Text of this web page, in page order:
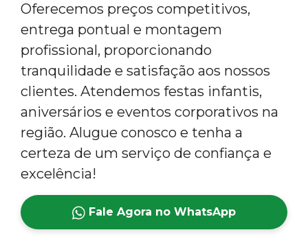
Oferecemos preços competitivos,
entrega pontual e montagem
profissional, proporcionando
tranquilidade e satisfação aos nossos
clientes. Atendemos festas infantis,
aniversários e eventos corporativos na
região. Alugue conosco e tenha a
certeza de um serviço de confiança e
excelência!
Fale Agora no WhatsApp